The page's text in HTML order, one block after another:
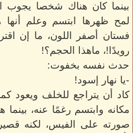
بينما كان هناك شخصا يجوب
لمح ظهرها ابتسم وعلم أنها
فستان أصفر اللون، ما إن
رويدًا!، ماهذا الحجم؟!
حدث نفسه بخفوت:
-يا نهار إسود!
كاد أن يتراجع للخلف ويعود
مكانه وابتسم رغمًا عنه،
صورته على الفيس، لكنه